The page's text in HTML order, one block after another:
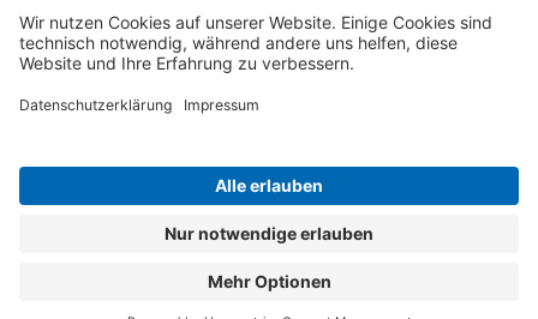
Wasgau-Weinshop